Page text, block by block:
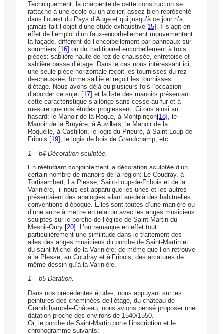
Techniquement, la charpente de cette construction se
rattache à une école ou un atelier, assez bien représenté
dans l’ouest du Pays d’Auge et qui jusqu’à ce jour n’a
jamais fait l’objet d’une étude exhaustive[15] . Il s’agit en
effet de l’emploi d’un faux-encorbellement mouvementant
la façade, différent de l’encorbellement par panneaux sur
sommiers [16] ou du traditionnel encorbellement à trois
pièces: sablière haute de rez-de-chaussée, entretoise et
sablière basse d’étage. Dans le cas nous intéressant ici,
une seule pièce horizontale reçoit les tournisses du rez-
de-chaussée, forme saillie et reçoit les tournisses
d’étage. Nous avons déjà eu plusieurs fois l’occasion
d’aborder ce sujet [17] et la liste des manoirs présentant
cette caractéristique s’allonge sans cesse au fur et à
mesure que nos études progressent. Citons ainsi au
hasard: le Manoir de la Roque, à Montpinçon[18] , le
Manoir de la Bruyère, à Auvillars, le Manoir de la
Roquelle, à Castillon, le logis du Prieuré, à Saint-Loup-de-
Fribois [19] , le logis de bois de Grandchamp, etc.
1 – b4 Décoration sculptée.
En réétudiant conjointement la décoration sculptée d’un
certain nombre de manoirs de la région: Le Coudray, à
Tortisambert, La Plesse, Saint-Loup-de-Fribois et de la
Varinière, il nous est apparu que les unes et les autres
présentaient des analogies allant au-delà des habituelles
conventions d’époque. Elles sont toutes d’une manière ou
d’une autre à mettre en relation avec les anges musiciens
sculptés sur le porche de l’église de Saint-Martin-du-
Mesnil-Oury [20] . L’on remarque en effet tout
particulièrement une similitude dans le traitement des
ailes des anges musiciens du porche de Saint-Martin et
du saint Michel de la Varinière; de même que l’on retrouve
à la Plesse, au Coudray et à Fribois, des arcatures de
même dessin qu’à la Varinière.
1 – b5 Datation.
Dans nos précédentes études, nous appuyant sur les
peintures des cheminées de l’étage, du château de
Grandchamp-le-Château, nous avions pensé proposer une
datation proche des environs de 1540/1550.
Or, le porche de Saint-Martin porte l’inscription et le
chronogramme suivants: